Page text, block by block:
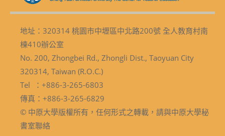
地址：320314 桃園市中壢區中北路200號 全人教育村南
棟410辦公室
No. 200, Zhongbei Rd., Zhongli Dist., Taoyuan City
320314, Taiwan (R.O.C.)
Tel ：+886-3-265-6803
傳真：+886-3-265-6829
© 中原大學版權所有，任何形式之轉載，請與中原大學秘
書室聯絡